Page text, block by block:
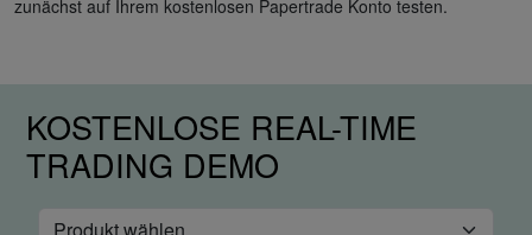
zunächst auf Ihrem kostenlosen Papertrade Konto testen.
KOSTENLOSE REAL-TIME
TRADING DEMO